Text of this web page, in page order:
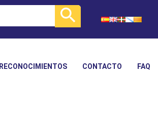
RECONOCIMIENTOS CONTACTO FAQ